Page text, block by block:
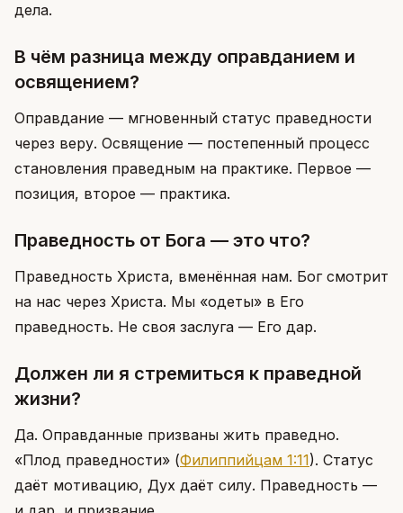
дела.
В чём разница между оправданием и
освящением?
Оправдание — мгновенный статус праведности
через веру. Освящение — постепенный процесс
становления праведным на практике. Первое —
позиция, второе — практика.
Праведность от Бога — это что?
Праведность Христа, вменённая нам. Бог смотрит
на нас через Христа. Мы «одеты» в Его
праведность. Не своя заслуга — Его дар.
Должен ли я стремиться к праведной
жизни?
Да. Оправданные призваны жить праведно.
«Плод праведности» (Филиппийцам 1:11). Статус
даёт мотивацию, Дух даёт силу. Праведность —